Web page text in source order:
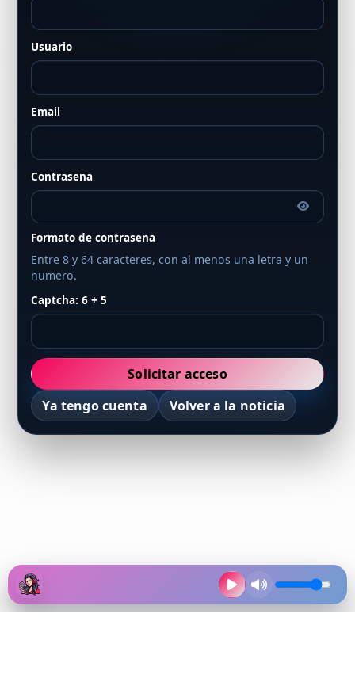
Usuario
Email
Contrasena
Formato de contrasena
Entre 8 y 64 caracteres, con al menos una letra y un
numero.
Captcha: 6 + 5
Solicitar acceso
Ya tengo cuenta
Volver a la noticia